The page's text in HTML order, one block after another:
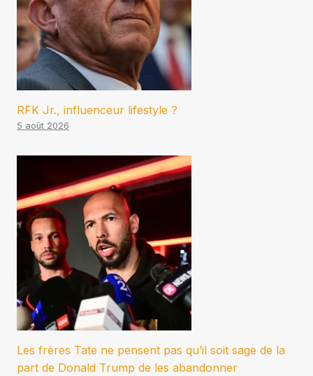
RFK Jr., influenceur lifestyle ?
5 août 2026
Les frères Tate ne pensent pas qu’il soit sage de la
part de Donald Trump de les abandonner